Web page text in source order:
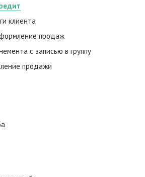
клиента
продаж
с записью в группу
продажи